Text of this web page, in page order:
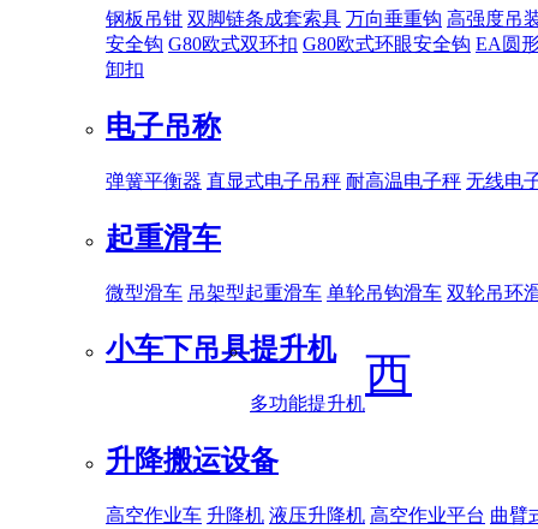
钢板吊钳 双脚链条成套索具 万向垂重钩 高强度吊
安全钩 G80欧式双环扣 G80欧式环眼安全钩 EA圆
卸扣
电子吊称
弹簧平衡器 直显式电子吊秤 耐高温电子秤 无线电
起重滑车
微型滑车 吊架型起重滑车 单轮吊钩滑车 双轮吊环
小车下吊具提升机
多功能提升机
升降搬运设备
高空作业车 升降机 液压升降机 高空作业平台 曲臂
西